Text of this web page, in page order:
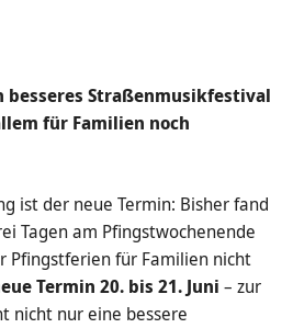
besseres Straßenmusikfestival
für Familien noch
ist der neue Termin: Bisher fand
Tagen am Pfingstwochenende
Pfingstferien für Familien nicht
Termin 20. bis 21. Juni – zur
nicht nur eine bessere